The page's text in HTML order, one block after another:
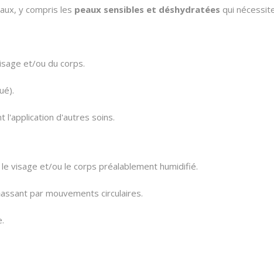
y compris les peaux sensibles et déshydratées qui
et/ou du corps.
l'application d'autres soins.
visage et/ou le corps préalablement humidifié.
par mouvements circulaires.